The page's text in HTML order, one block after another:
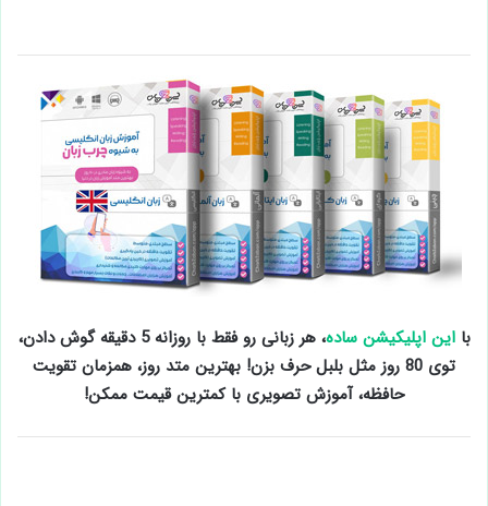
بااین اپلیکیشن ساده
، هر زبانی رو فقط با روزانه 5 دقیقه گوش دادن،
توی 80 روز مثل بلبل حرف بزن! بهترین متد روز، همزمان تقویت
حافظه، آموزش تصویری با کمترین قیمت ممکن!